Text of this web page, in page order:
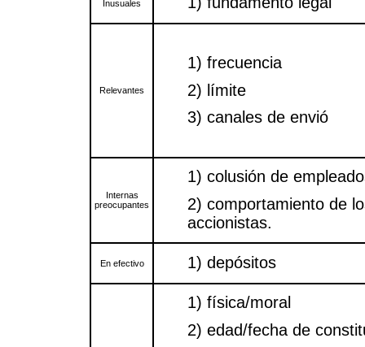
Inusuales
Relevantes
1) frecuencia
2) límite
3) canales de envió
Internas
preocupantes
1) colusión de
2) comportamiento de
accionistas.
En efectivo 1) depósitos
1) física/moral
2) edad/fecha de